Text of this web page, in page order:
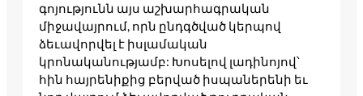
գոյությունն այս աշխարհագրական
միջավայրում, որն ընդգծված կերպով
ձեւավորվել է իսլամական
կրոնականությամբ: Խոսելով լադինոյով՝
հին հայրենիքից բերված իսպաներենի եւ